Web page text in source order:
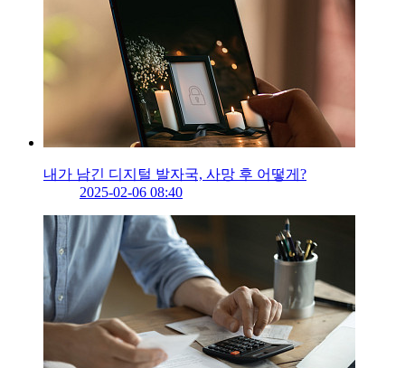
내가 남긴 디지털 발자국, 사망 후 어떻게?
2025-02-06 08:40